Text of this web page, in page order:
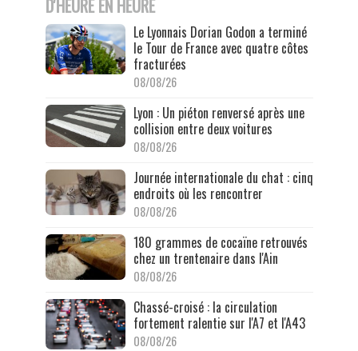
D'HEURE EN HEURE
Le Lyonnais Dorian Godon a terminé
le Tour de France avec quatre côtes
fracturées
08/08/26
Lyon : Un piéton renversé après une
collision entre deux voitures
08/08/26
Journée internationale du chat : cinq
endroits où les rencontrer
08/08/26
180 grammes de cocaïne retrouvés
chez un trentenaire dans l'Ain
08/08/26
Chassé-croisé : la circulation
fortement ralentie sur l'A7 et l'A43
08/08/26